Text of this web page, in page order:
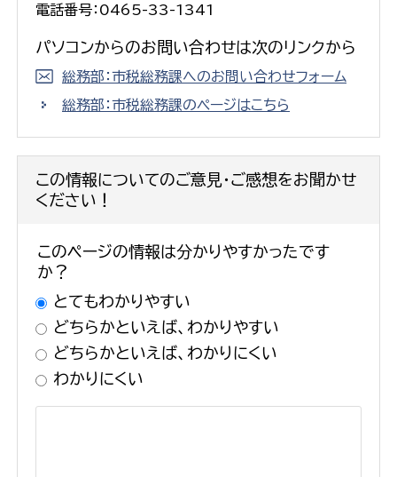
電話番号：0465-33-1341
パソコンからのお問い合わせは次のリンクから
総務部：市税総務課へのお問い合わせフォーム
総務部：市税総務課のページはこちら
この情報についてのご意見・ご感想をお聞かせ
ください！
このページの情報は分かりやすかったです
か？
とてもわかりやすい
どちらかといえば、わかりやすい
どちらかといえば、わかりにくい
わかりにくい